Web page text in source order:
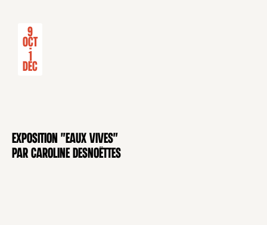
EXPOSITION
9
Oct
-
1
Déc
Exposition "Eaux Vives"
par Caroline Desnoëttes